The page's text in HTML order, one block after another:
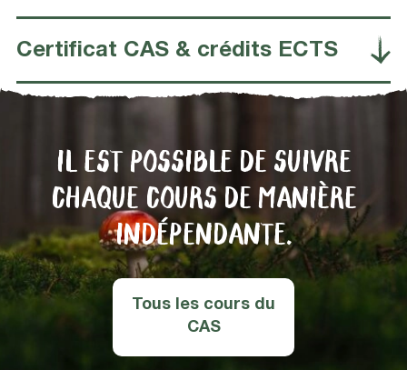
Certificat CAS & crédits ECTS
IL EST POSSIBLE DE SUIVRE
CHAQUE COURS DE MANIÈRE
INDÉPENDANTE.
Tous les cours du
CAS